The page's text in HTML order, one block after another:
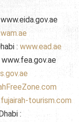
: www.ead.ae
tourism.com
: